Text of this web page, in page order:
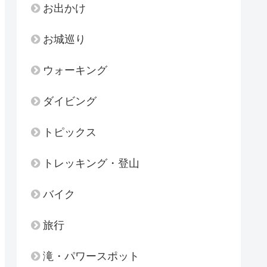
お出かけ
お城巡り
ウォーキング
ダイビング
トピックス
トレッキング・登山
バイク
旅行
滝・パワースポット